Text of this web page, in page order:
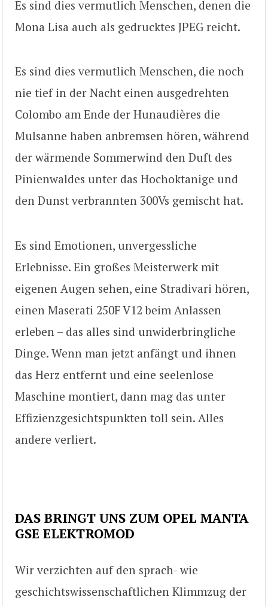
Es sind dies vermutlich Menschen, denen die
Mona Lisa auch als gedrucktes JPEG reicht.
Es sind dies vermutlich Menschen, die noch
nie tief in der Nacht einen ausgedrehten
Colombo am Ende der Hunaudières die
Mulsanne haben anbremsen hören, während
der wärmende Sommerwind den Duft des
Pinienwaldes unter das Hochoktanige und
den Dunst verbrannten 300Vs gemischt hat.
Es sind Emotionen, unvergessliche
Erlebnisse. Ein großes Meisterwerk mit
eigenen Augen sehen, eine Stradivari hören,
einen Maserati 250F V12 beim Anlassen
erleben – das alles sind unwiderbringliche
Dinge. Wenn man jetzt anfängt und ihnen
das Herz entfernt und eine seelenlose
Maschine montiert, dann mag das unter
Effizienzgesichtspunkten toll sein. Alles
andere verliert.
DAS BRINGT UNS ZUM OPEL MANTA
GSE ELEKTROMOD
Wir verzichten auf den sprach- wie
geschichtswissenschaftlichen Klimmzug der